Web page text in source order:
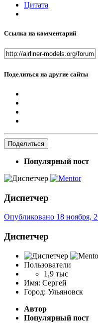
Цитата
Ссылка на комментарий
Поделиться на другие сайты
Поделиться
Популярный пост
Диспетчер
Опубликовано 18 ноября,
Диспетчер
Пользователи
1,9 тыс
Имя: Сергей
Город: Ульяновск
Автор
Популярный пост